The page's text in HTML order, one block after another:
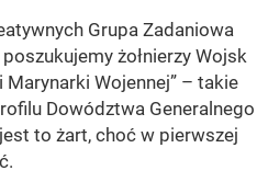
Grupa Zadaniowa
żołnierzy Wojsk
Marynarki Wojennej” – takie
Dowództwa Generalnego
to żart, choć w pierwszej